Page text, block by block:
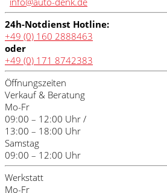
24h-Notdienst Hotline:
+49 (0) 160 2888463
oder
+49 (0) 171 8742383
Öffnungszeiten
Verkauf & Beratung
Mo-Fr
09:00 – 12:00 Uhr /
13:00 – 18:00 Uhr
Samstag
09:00 – 12:00 Uhr
Werkstatt
Mo-Fr